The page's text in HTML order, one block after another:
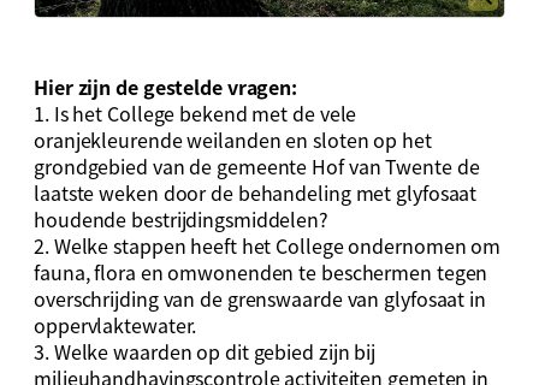
Hier zijn de gestelde vragen:
1. Is het College bekend met de vele
oranjekleurende weilanden en sloten op het
grondgebied van de gemeente Hof van Twente de
laatste weken door de behandeling met glyfosaat
houdende bestrijdingsmiddelen?
2. Welke stappen heeft het College ondernomen om
fauna, flora en omwonenden te beschermen tegen
overschrijding van de grenswaarde van glyfosaat in
oppervlaktewater.
3. Welke waarden op dit gebied zijn bij
milieuhandhavingscontrole activiteiten gemeten in